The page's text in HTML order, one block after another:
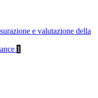
e valutazione della
1